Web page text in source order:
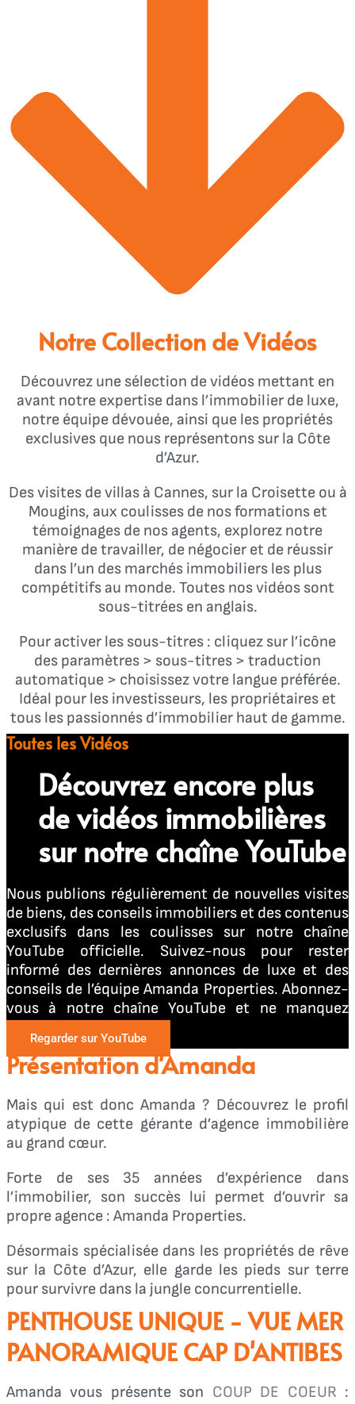
Notre Collection de Vidéos
Découvrez une sélection de vidéos mettant en
avant notre expertise dans l’immobilier de luxe,
notre équipe dévouée, ainsi que les propriétés
exclusives que nous représentons sur la Côte
d’Azur.
Des visites de villas à Cannes, sur la Croisette ou à
Mougins, aux coulisses de nos formations et
témoignages de nos agents, explorez notre
manière de travailler, de négocier et de réussir
dans l’un des marchés immobiliers les plus
compétitifs au monde. Toutes nos vidéos sont
sous-titrées en anglais.
Pour activer les sous-titres : cliquez sur l’icône
des paramètres > sous-titres > traduction
automatique > choisissez votre langue préférée.
Idéal pour les investisseurs, les propriétaires et
tous les passionnés d’immobilier haut de gamme.
Toutes les Vidéos
Découvrez encore plus
de vidéos immobilières
sur notre chaîne YouTube
Nous publions régulièrement de nouvelles visites
de biens, des conseils immobiliers et des contenus
exclusifs dans les coulisses sur notre chaîne
YouTube officielle. Suivez-nous pour rester
informé des dernières annonces de luxe et des
conseils de l’équipe Amanda Properties. Abonnez-
vous à notre chaîne YouTube et ne manquez
Regarder sur YouTube
Présentation d'Amanda
Mais qui est donc Amanda ? Découvrez le profil
atypique de cette gérante d’agence immobilière
au grand cœur.
Forte de ses 35 années d’expérience dans
l’immobilier, son succès lui permet d’ouvrir sa
propre agence : Amanda Properties.
Désormais spécialisée dans les propriétés de rêve
sur la Côte d’Azur, elle garde les pieds sur terre
pour survivre dans la jungle concurrentielle.
PENTHOUSE UNIQUE - VUE MER
PANORAMIQUE CAP D'ANTIBES
Amanda vous présente son COUP DE COEUR :